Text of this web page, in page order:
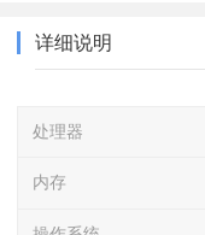
详细说明
处理器
内存